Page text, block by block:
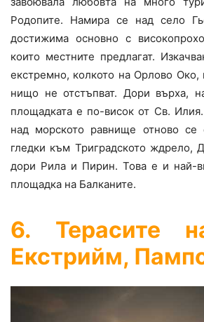
Родопите. Намира се над село
достижима основно с
които местните предлагат.
екстремно, колкото на Орлово Око,
нищо не отстъпват. Дори върха,
площадката е по-висок от Св.
над морското равнище отново се
гледки към Триградското ждрело,
дори Рила и Пирин. Това е и най-
площадка на Балканите.
6. Терасите
Екстрийм,